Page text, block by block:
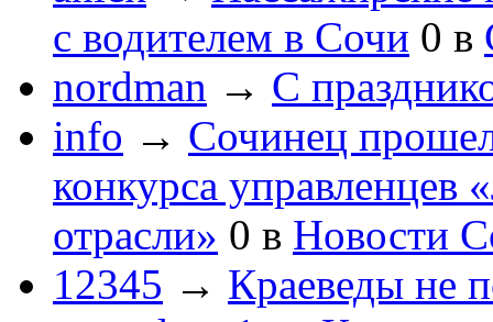
с водителем в Сочи 0 в
nordman → С
info → Сочинец
конкурса управленцев
отрасли» 0 в Новости
12345 → Краеведы не